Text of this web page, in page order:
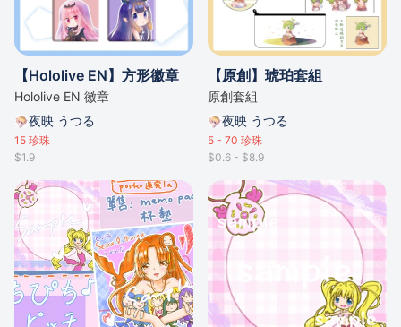
【Hololive EN】方形徽章
Hololive EN 徽章
夜映 うつる
15 珍珠
$1.9
【原創】琥珀套組
原創套組
夜映 うつる
5 - 70 珍珠
$0.6 - $8.9